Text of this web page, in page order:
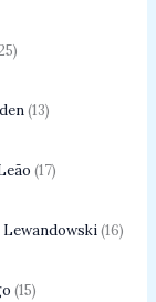
13
17
16
15